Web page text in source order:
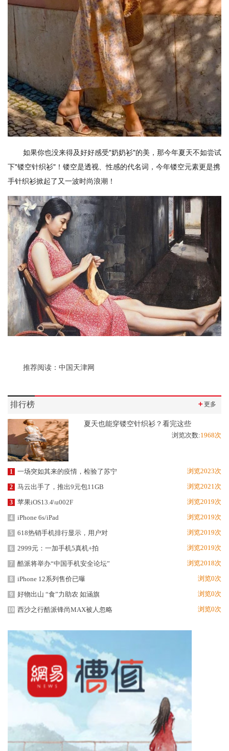
如果你也没来得及好好感受"奶奶衫"的美，那今年夏天不如尝试
下"镂空针织衫"！镂空是透视、性感的代名词，今年镂空元素更是携
手针织衫掀起了又一波时尚浪潮！
推荐阅读： 中国天津网
排行榜 ＋更多
夏天也能穿镂空针织衫？看完这些
浏览次数:1968次
1 一场突如其来的疫情，检验了苏宁 浏览2023次
2 马云出手了，推出9元包11GB 浏览2021次
3 苹果iOS13.4\u002F 浏览2019次
4 iPhone 6s/iPad 浏览2019次
5 618热销手机排行显示，用户对 浏览2019次
6 2999元：一加手机5真机+拍 浏览2019次
7 酷派将举办“中国手机安全论坛” 浏览2018次
8 iPhone 12系列售价已曝 浏览0次
9 好物出山 “食”力助农 如涵旗 浏览0次
10 西沙之行酷派锋尚MAX被人忽略 浏览0次